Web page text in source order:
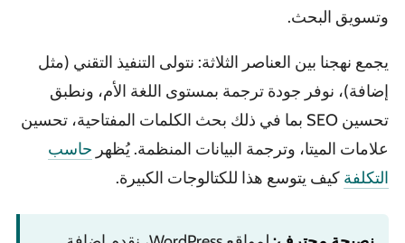
وتسويق البحث.
يجمع نهجنا بين العناصر الثلاثة: نتولى التنفيذ التقني (مثل
إضافة)، نوفر جودة ترجمة بمستوى اللغة الأم، ونطبق
تحسين SEO بما في ذلك بحث الكلمات المفتاحية، تحسين
علامات الميتا، وترجمة البيانات المنظمة. يُظهر حاسب
التكلفة كيف يتوسع هذا للكتالوجات الكبيرة.